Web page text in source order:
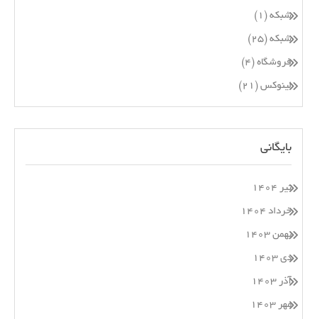
شبکه (۱)
شبکه (۲۵)
فروشگاه (۴)
لینوکس (۲۱)
بایگانی
تیر ۱۴۰۴
خرداد ۱۴۰۴
بهمن ۱۴۰۳
دی ۱۴۰۳
آذر ۱۴۰۳
مهر ۱۴۰۳